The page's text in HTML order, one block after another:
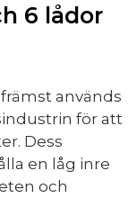
6 lådor
används
för att
Dess
en låg inre
och